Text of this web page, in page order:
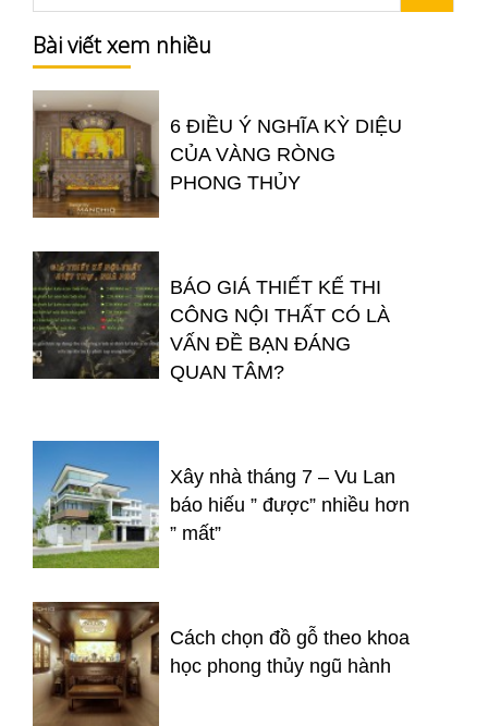
Bài viết xem nhiều
6 ĐIỀU Ý NGHĨA KỲ DIỆU
CỦA VÀNG RÒNG
PHONG THỦY
BÁO GIÁ THIẾT KẾ THI
CÔNG NỘI THẤT CÓ LÀ
VẤN ĐỀ BẠN ĐÁNG
QUAN TÂM?
Xây nhà tháng 7 – Vu Lan
báo hiếu ” được” nhiều hơn
” mất”
Cách chọn đồ gỗ theo khoa
học phong thủy ngũ hành